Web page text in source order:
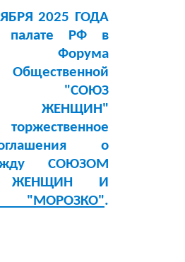
2025 ГОДА
палате РФ в
Форума
"СОЮЗ
ЖЕНЩИН"
о
СОЮЗОМ
ЖЕНЩИН И
.